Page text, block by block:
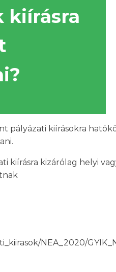
kiírásra
pályázati kiírásokra
kiírásra kizárólag helyi
NEA_2020/